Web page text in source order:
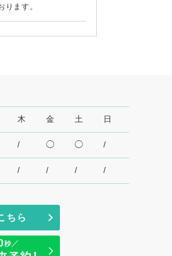
ます。
整備しております。
。
木 金 土 日
/ ◯ ◯ /
/ / / /
ちら